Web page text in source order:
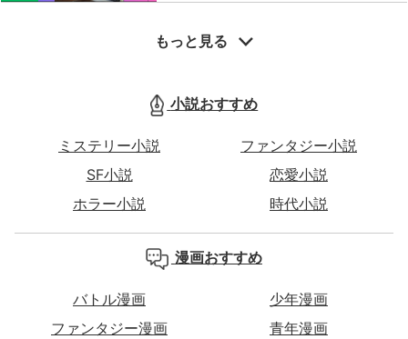
もっと見る
小説おすすめ
ミステリー小説
ファンタジー小説
SF小説
恋愛小説
ホラー小説
時代小説
漫画おすすめ
バトル漫画
少年漫画
ファンタジー漫画
青年漫画